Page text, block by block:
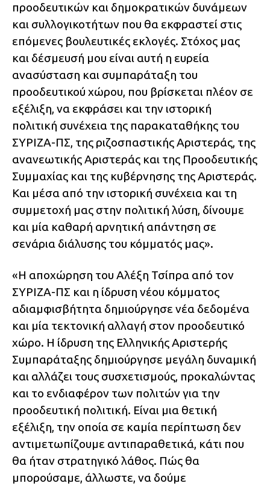
προοδευτικών και δημοκρατικών δυνάμεων
και συλλογικοτήτων που θα εκφραστεί στις
επόμενες βουλευτικές εκλογές. Στόχος μας
και δέσμευσή μου είναι αυτή η ευρεία
ανασύσταση και συμπαράταξη του
προοδευτικού χώρου, που βρίσκεται πλέον σε
εξέλιξη, να εκφράσει και την ιστορική
πολιτική συνέχεια της παρακαταθήκης του
ΣΥΡΙΖΑ-ΠΣ, της ριζοσπαστικής Αριστεράς, της
ανανεωτικής Αριστεράς και της Προοδευτικής
Συμμαχίας και της κυβέρνησης της Αριστεράς.
Και μέσα από την ιστορική συνέχεια και τη
συμμετοχή μας στην πολιτική λύση, δίνουμε
και μία καθαρή αρνητική απάντηση σε
σενάρια διάλυσης του κόμματός μας».
«H αποχώρηση του Αλέξη Τσίπρα από τον
ΣΥΡΙΖΑ-ΠΣ και η ίδρυση νέου κόμματος
αδιαμφισβήτητα δημιούργησε νέα δεδομένα
και μία τεκτονική αλλαγή στον προοδευτικό
χώρο. Η ίδρυση της Ελληνικής Αριστερής
Συμπαράταξης δημιούργησε μεγάλη δυναμική
και αλλάζει τους συσχετισμούς, προκαλώντας
και το ενδιαφέρον των πολιτών για την
προοδευτική πολιτική. Είναι μια θετική
εξέλιξη, την οποία σε καμία περίπτωση δεν
αντιμετωπίζουμε αντιπαραθετικά, κάτι που
θα ήταν στρατηγικό λάθος. Πώς θα
μπορούσαμε, άλλωστε, να δούμε